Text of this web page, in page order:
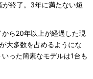
終了。3年に満たない短
ら20年以上が経過した現
大多数を占めるようにな
った簡素なモデルは1台も